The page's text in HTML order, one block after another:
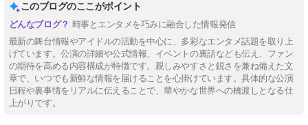
このブログのここがポイント
時事とエンタメを巧みに融合した情報発信
最新の舞台情報やアイドルの活動を中心に、多彩なエンタメ話題を取り上
げています。公演の詳細や公式情報、イベントの裏話なども伝え、ファン
の期待を高める内容構成が特徴です。親しみやすさと鋭さを兼ね備えた文
章で、いつでも新鮮な情報を届けることを心掛けています。具体的な公演
日程や裏事情をリアルに伝えることで、華やかな世界への橋渡しとなる仕
上がりです。